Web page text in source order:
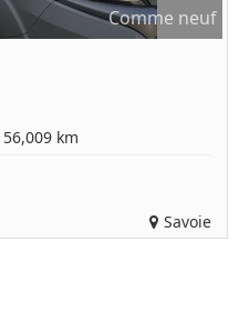
Comme neuf
56,009 km
Savoie